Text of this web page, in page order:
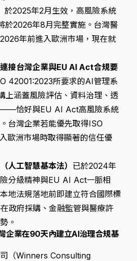
於2025年2月生效，高風險系統
於2026年8月完整實施。台灣醫
年前進入歐洲市場，現在就
接台灣企業與EU AI Act合規要
42001:2023所要求的AI管理系
上涵蓋風險評估、資料治理、透
——恰好與EU AI Act高風險系統
台灣企業若能優先取得ISO
歐洲市場時取得顯著的信任優
人工智慧基本法） 已於2024年
分級精神與EU AI Act一脈相
地法規落地前即建立符合國際標
政府採購、金融監管與醫療許
。
企業在90天內建立AI治理合規基
（Winners Consulting